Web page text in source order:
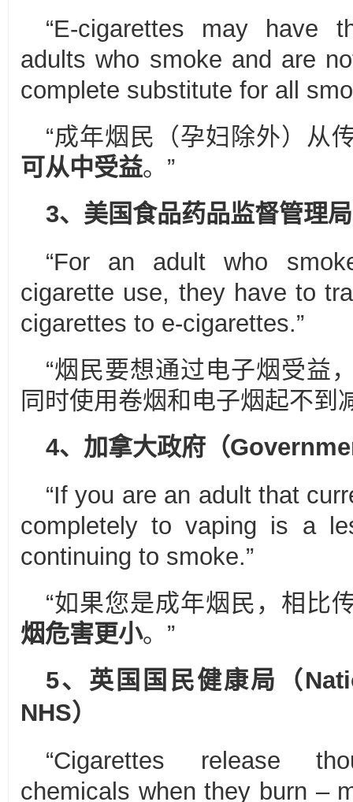
“E-cigarettes may have
adults who smoke and are
complete substitute for all
“成年烟民（孕妇除外）从
可从中受益。”
3、美国食品药品监督管理局
“For an adult who
cigarette use, they have to
cigarettes to e-cigarettes.”
“烟民要想通过电子烟受益
同时使用卷烟和电子烟起不到
4、加拿大政府 （Governme
“If you are an adult that
completely to vaping is a
continuing to smoke.”
“如果您是成年烟民，相比
烟危害更小。”
5、英国国民健康局
（
NHS）
“Cigarettes release
chemicals when they burn –